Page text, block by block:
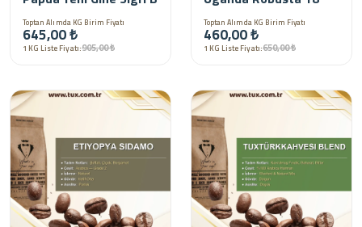
Toptan Alımda KG Birim Fiyatı
645,00 ₺
1 KG Liste Fiyatı:905,00 ₺
Toptan Alımda KG Birim Fiyatı
460,00 ₺
1 KG Liste Fiyatı:650,00 ₺